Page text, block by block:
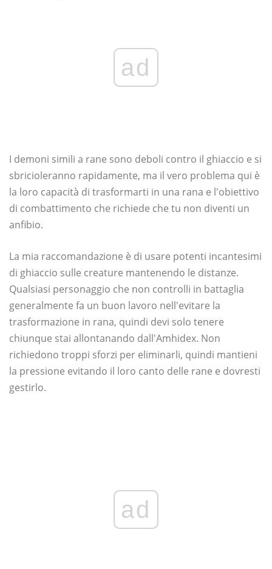
ad
I demoni simili a rane sono deboli contro il ghiaccio e si
sbricioleranno rapidamente, ma il vero problema qui è
la loro capacità di trasformarti in una rana e l'obiettivo
di combattimento che richiede che tu non diventi un
anfibio.
La mia raccomandazione è di usare potenti incantesimi
di ghiaccio sulle creature mantenendo le distanze.
Qualsiasi personaggio che non controlli in battaglia
generalmente fa un buon lavoro nell'evitare la
trasformazione in rana, quindi devi solo tenere
chiunque stai allontanando dall'Amhidex. Non
richiedono troppi sforzi per eliminarli, quindi mantieni
la pressione evitando il loro canto delle rane e dovresti
gestirlo.
ad